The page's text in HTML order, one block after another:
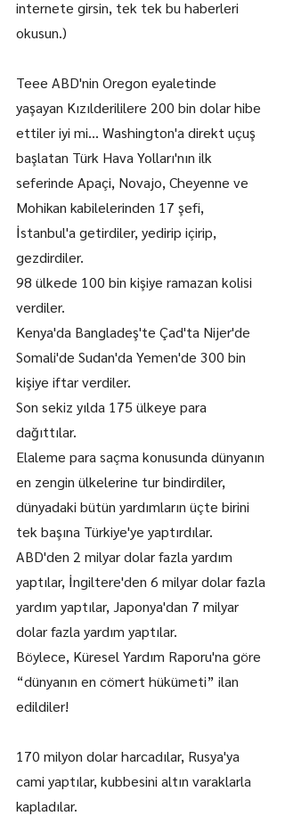
internete girsin, tek tek bu haberleri
okusun.)
Teee ABD'nin Oregon eyaletinde
yaşayan Kızılderililere 200 bin dolar hibe
ettiler iyi mi… Washington'a direkt uçuş
başlatan Türk Hava Yolları'nın ilk
seferinde Apaçi, Novajo, Cheyenne ve
Mohikan kabilelerinden 17 şefi,
İstanbul'a getirdiler, yedirip içirip,
gezdirdiler.
98 ülkede 100 bin kişiye ramazan kolisi
verdiler.
Kenya'da Bangladeş'te Çad'ta Nijer'de
Somali'de Sudan'da Yemen'de 300 bin
kişiye iftar verdiler.
Son sekiz yılda 175 ülkeye para
dağıttılar.
Elaleme para saçma konusunda dünyanın
en zengin ülkelerine tur bindirdiler,
dünyadaki bütün yardımların üçte birini
tek başına Türkiye'ye yaptırdılar.
ABD'den 2 milyar dolar fazla yardım
yaptılar, İngiltere'den 6 milyar dolar fazla
yardım yaptılar, Japonya'dan 7 milyar
dolar fazla yardım yaptılar.
Böylece, Küresel Yardım Raporu'na göre
“dünyanın en cömert hükümeti” ilan
edildiler!
170 milyon dolar harcadılar, Rusya'ya
cami yaptılar, kubbesini altın varaklarla
kapladılar.